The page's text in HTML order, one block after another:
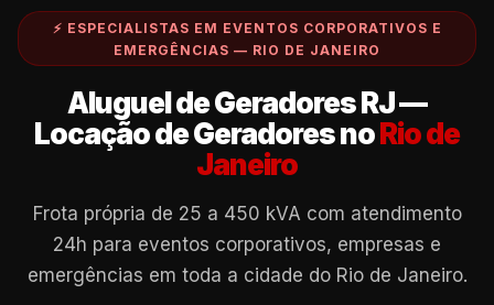
⚡ ESPECIALISTAS EM EVENTOS CORPORATIVOS E
EMERGÊNCIAS — RIO DE JANEIRO
Aluguel de Geradores RJ —
Locação de Geradores noRio de
Janeiro
Frota própria de 25 a 450 kVA com atendimento
24h para eventos corporativos, empresas e
emergências em toda a cidade do Rio de Janeiro.